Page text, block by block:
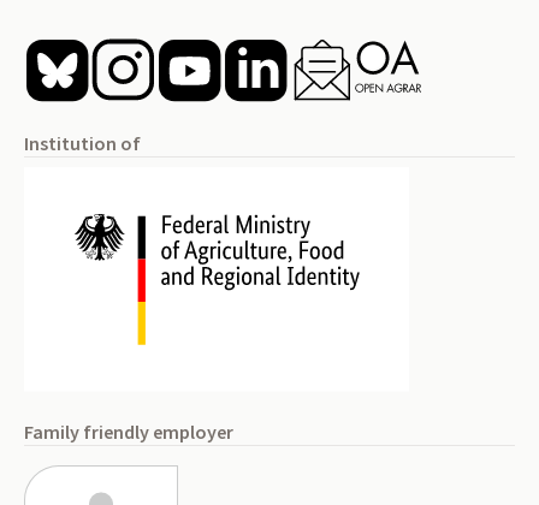
Institution of
Family friendly employer